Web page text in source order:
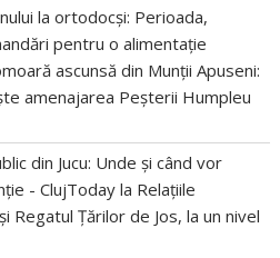
la ortodocși: Perioada,
pentru o alimentație
ascunsă din Munții Apuseni:
amenajarea Peșterii Humpleu
din Jucu: Unde și când vor
- ClujToday la Relațiile
Regatul Țărilor de Jos, la un nivel